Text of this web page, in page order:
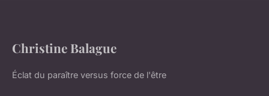
Christine Balague
Éclat du paraître versus force de l'être